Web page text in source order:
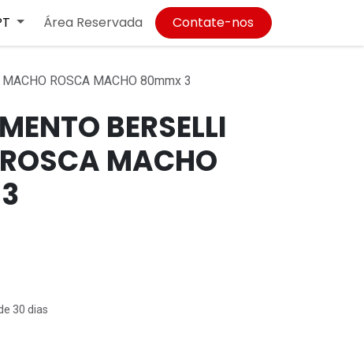
Área Reservada Contate-nos
ROSCA MACHO 80mmx 3
BERSELLI
MACHO
30 dias